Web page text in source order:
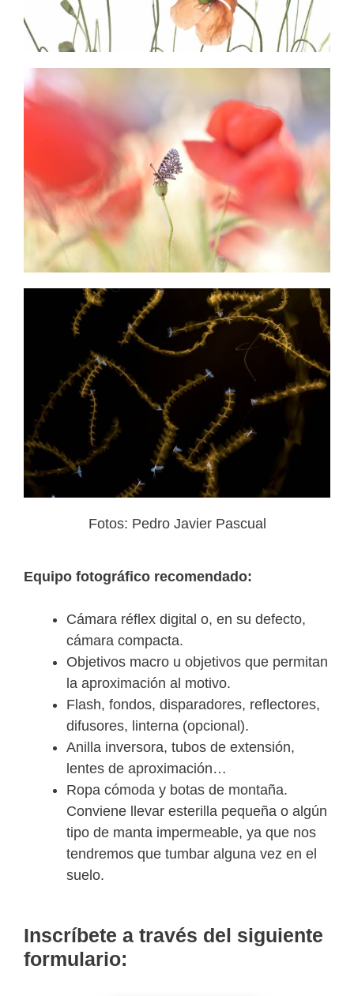
Fotos: Pedro Javier Pascual
Equipo fotográfico recomendado:
Cámara réflex digital o, en su defecto,
cámara compacta.
Objetivos macro u objetivos que permitan
la aproximación al motivo.
Flash, fondos, disparadores, reflectores,
difusores, linterna (opcional).
Anilla inversora, tubos de extensión,
lentes de aproximación…
Ropa cómoda y botas de montaña.
Conviene llevar esterilla pequeña o algún
tipo de manta impermeable, ya que nos
tendremos que tumbar alguna vez en el
suelo.
Inscríbete a través del siguiente
formulario: